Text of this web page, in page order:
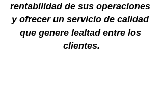
rentabilidad de sus operaciones
y ofrecer un servicio de calidad
que genere lealtad entre los
clientes.